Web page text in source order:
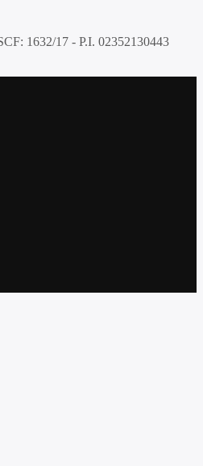
1632/17 - P.I. 02352130443